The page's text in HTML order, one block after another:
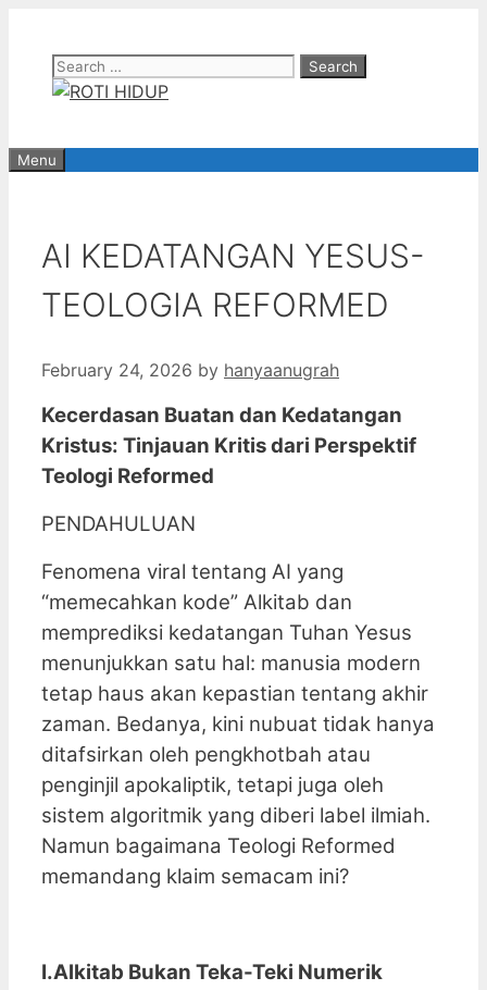
contentSearch
for:
Menu
AI KEDATANGAN YESUS-
TEOLOGIA REFORMED
February 24, 2026 by hanyaanugrah
Kecerdasan Buatan dan Kedatangan
Kristus: Tinjauan Kritis dari Perspektif
Teologi Reformed
PENDAHULUAN
Fenomena viral tentang AI yang
“memecahkan kode” Alkitab dan
memprediksi kedatangan Tuhan Yesus
menunjukkan satu hal: manusia modern
tetap haus akan kepastian tentang akhir
zaman. Bedanya, kini nubuat tidak hanya
ditafsirkan oleh pengkhotbah atau
penginjil apokaliptik, tetapi juga oleh
sistem algoritmik yang diberi label ilmiah.
Namun bagaimana Teologi Reformed
memandang klaim semacam ini?
I.Alkitab Bukan Teka-Teki Numerik